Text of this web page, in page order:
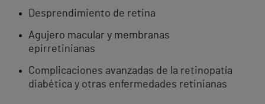
Desprendimiento de retina
Agujero macular y membranas
epirretinianas
Complicaciones avanzadas de la retinopatía
diabética y otras enfermedades retinianas